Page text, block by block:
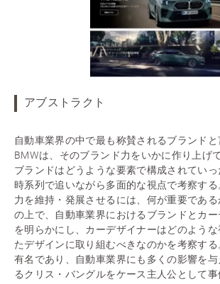
アブストラクト
自動車業界の中で最も称賛されるブランド
BMWは、そのブランド力をいかに作り上げ
ブランドはどうような要素で構成されてい
時系列で追いながら多面的な視点で考察す
力を維持・発展させるには、何が重要であ
の上で、自動車業界におけるブランドとカ
を明らかにし、カーデザイナーはどのよう
たデザインに取り組むべきなのかを考察す
有名であり、自動車業界にも多くの影響を
るクリス・バングルをケース主人公として事